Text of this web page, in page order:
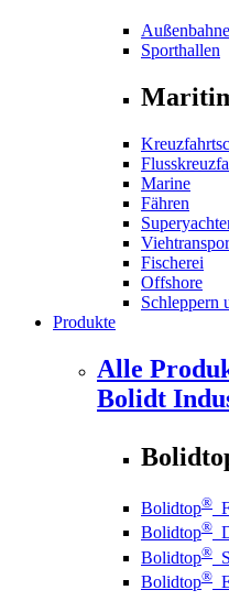
Sporthallen
Marine
Fähren
Fischerei
Offshore
Schleppern
Produkte
Alle
Bolidt
Bolidtop®
Bolidtop®
Bolidtop®
Bolidtop®